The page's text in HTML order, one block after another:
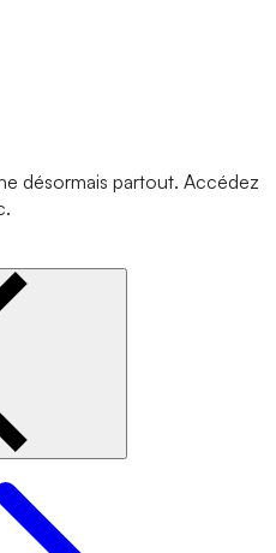
désormais partout. Accédez